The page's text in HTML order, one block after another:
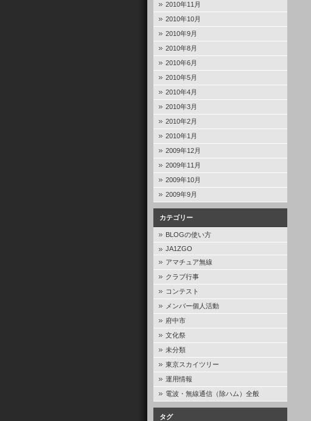
2010年11月
2010年10月
2010年9月
2010年8月
2010年6月
2010年5月
2010年4月
2010年3月
2010年2月
2010年1月
2009年12月
2009年11月
2009年10月
2009年9月
カテゴリー
BLOGの使い方
JA1ZGO
アマチュア無線
クラブ行事
コンテスト
メンバー個人活動
府中市
文化祭
未分類
東京スカイツリー
運用情報
電波・無線通信（除ハム）全般
タグ